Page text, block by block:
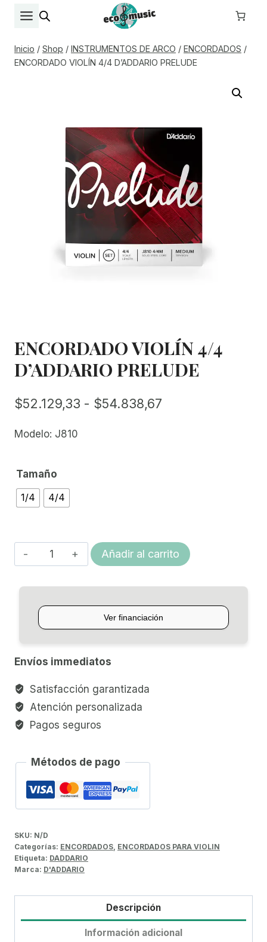
Inicio / Shop / INSTRUMENTOS DE ARCO / ENCORDADOS /
ENCORDADO VIOLÍN 4/4 D’ADDARIO PRELUDE
ENCORDADO VIOLÍN 4/4
D’ADDARIO PRELUDE
$52.129,33 - $54.838,67
Modelo: J810
Tamaño
1/4
4/4
ENCORDADO
VIOLÍN
PRELUDE
cantidad
Añadir al carrito
Envíos immediatos
Satisfacción garantizada
Atención personalizada
Pagos seguros
Métodos de pago
SKU: N/D
Categorías: ENCORDADOS ENCORDADOS PARA VIOLIN
Etiqueta: DADDARIO
Marca: D'ADDARIO
Descripción
Información adicional